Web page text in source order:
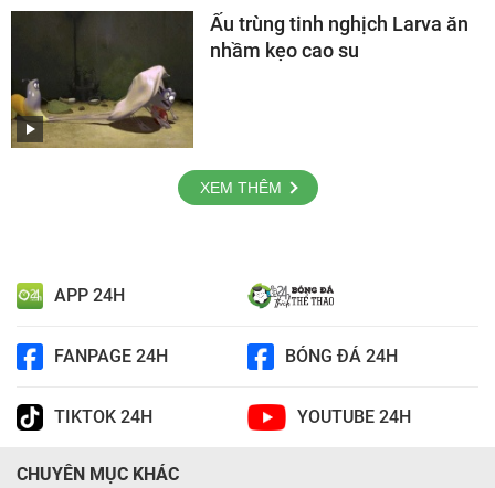
Ấu trùng tinh nghịch Larva ăn
nhầm kẹo cao su
XEM THÊM
APP 24H
FANPAGE 24H BÓNG ĐÁ 24H
TIKTOK 24H YOUTUBE 24H
CHUYÊN MỤC KHÁC